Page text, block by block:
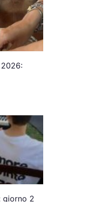
2026:
giorno 2